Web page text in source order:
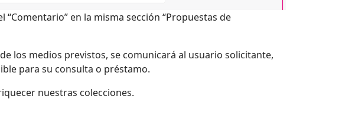
en la misma sección “Propuestas de
los medios previstos, se comunicará al usuario solicitante,
para su consulta o préstamo.
nuestras colecciones.